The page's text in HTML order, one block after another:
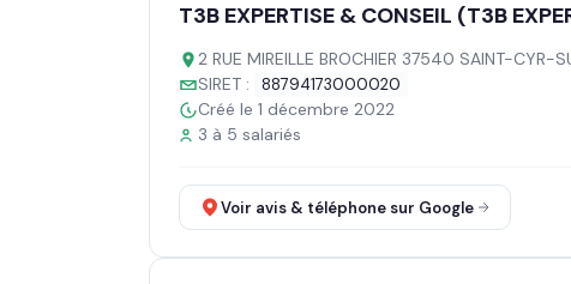
T3B EXPERTISE & CONSEIL (T3B
2 RUE MIREILLE BROCHIER 37540 SAINT-CYR-
SIRET :
88794173000020
Créé le 1 décembre 2022
3 à 5 salariés
Voir avis & téléphone sur Google